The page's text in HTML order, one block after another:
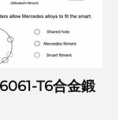
T6合金鍛